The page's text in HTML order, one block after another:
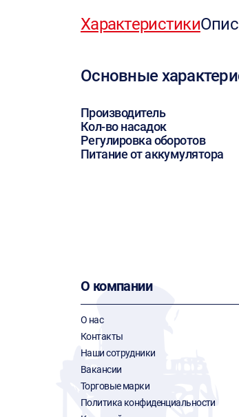
Характеристики
Основные
Производитель
Кол-во насадок
Регулировка оборотов
Питание от аккумулятора
О компании
О нас
Контакты
Наши сотрудники
Вакансии
Торговые марки
Политика конфиденциальности